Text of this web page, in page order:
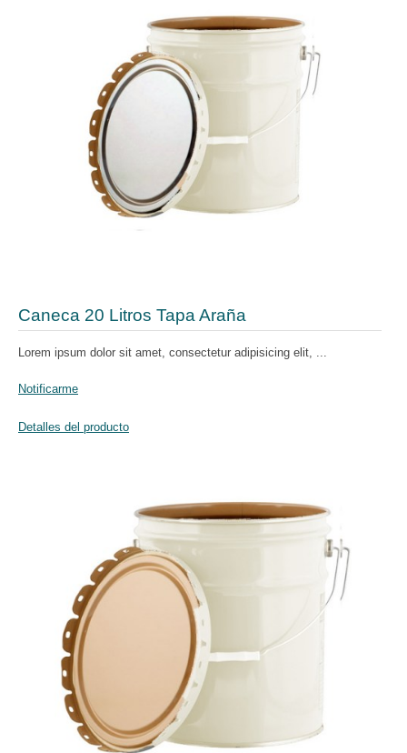
Caneca 20 Litros Tapa Araña
Lorem ipsum dolor sit amet, consectetur adipisicing elit, ...
Notificarme
Detalles del producto